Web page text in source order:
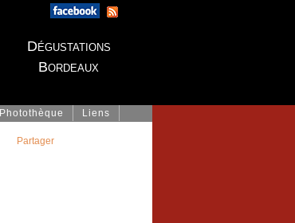
Dégustations
Bordeaux
Photothèque Liens
Partager